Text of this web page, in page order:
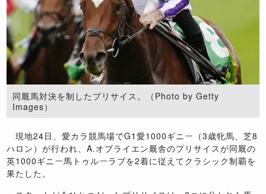
同厩馬対決を制したプリサイス。（Photo by Getty
Images）
現地24日、愛カラ競馬場でG1愛1000ギニー（3歳牝馬、芝8
ハロン）が行われ、A.オブライエン厩舎のプリサイスが同厩の
英1000ギニー馬トゥルーラブを2着に従えてクラシック制覇を
果たした。